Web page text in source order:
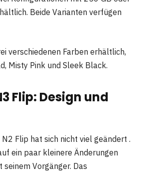
Beide Varianten verfügen
verschiedenen Farben erhältlich,
Misty Pink und Sleek Black.
Flip: Design und
N2 Flip hat sich nicht viel geändert .
ein paar kleinere Änderungen
seinem Vorgänger. Das